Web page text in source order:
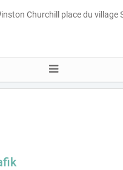
Churchill place du village